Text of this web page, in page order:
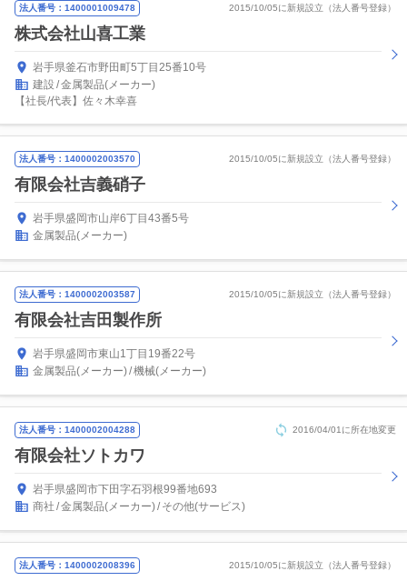
法人番号：1400001009478 2015/10/05に新規設立（法人番号登録）
株式会社山喜工業
岩手県釜石市野田町5丁目25番10号
建設 金属製品(メーカー)
【社長/代表】佐々木幸喜
法人番号：1400002003570 2015/10/05に新規設立（法人番号登録）
有限会社吉義硝子
岩手県盛岡市山岸6丁目43番5号
金属製品(メーカー)
法人番号：1400002003587 2015/10/05に新規設立（法人番号登録）
有限会社吉田製作所
岩手県盛岡市東山1丁目19番22号
金属製品(メーカー) 機械(メーカー)
法人番号：1400002004288 2016/04/01に所在地変更
有限会社ソトカワ
岩手県盛岡市下田字石羽根99番地693
商社 金属製品(メーカー) その他(サービス)
法人番号：1400002008396 2015/10/05に新規設立（法人番号登録）